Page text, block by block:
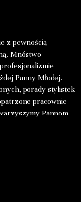
z pewnością
Mnóstwo
Panny Młodej.
porady stylistek
pracownie
Pannom